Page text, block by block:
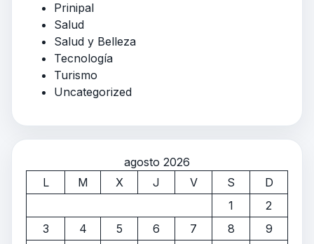
Prinipal
Salud
Salud y Belleza
Tecnología
Turismo
Uncategorized
agosto 2026
L
M X J V S
D
1
2
3
4 5 6 7 8
9